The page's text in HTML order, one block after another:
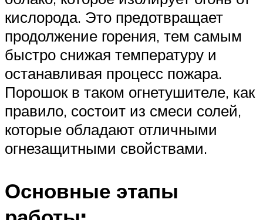
кислорода. Это предотвращает
продолжение горения, тем самым
быстро снижая температуру и
останавливая процесс пожара.
Порошок в таком огнетушителе, как
правило, состоит из смеси солей,
которые обладают отличными
огнезащитными свойствами.
Основные этапы